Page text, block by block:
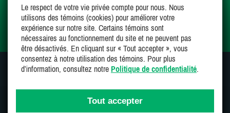
Offres spéciales
Mes favoris
SUIVEZ-NOUS SUR
Le respect de votre vie privée compte pour nous. Nous
utilisons des témoins (cookies) pour améliorer votre
expérience sur notre site. Certains témoins sont
nécessaires au fonctionnement du site et ne peuvent pas
être désactivés. En cliquant sur « Tout accepter », vous
consentez à notre utilisation des témoins. Pour plus
d’information, consultez notre Politique de confidentialité.
Tout accepter